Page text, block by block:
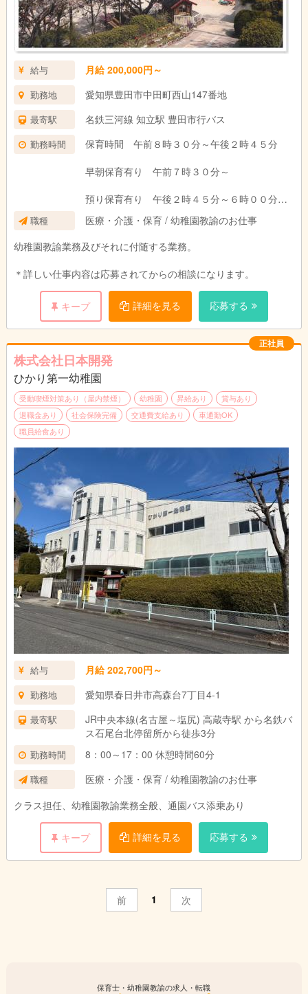
給与 月給 200,000円～
勤務地 愛知県豊田市中田町西山147番地
最寄駅 名鉄三河線 知立駅 豊田市行バス
勤務時間
保育時間 午前８時３０分～午後２時４５分
早朝保育有り 午前７時３０分～
預り保育有り 午後２時４５分～６時００分
早番、遅番有ります
職種
医療・介護・保育 / 幼稚園教諭のお仕事
幼稚園教諭業務及びそれに付随する業務。
＊詳しい仕事内容は応募されてからの相談になります。
キープ 詳細を見る 応募する
正社員
株式会社日本開発
ひかり第一幼稚園
受動喫煙対策あり（屋内禁煙） 幼稚園 昇給あり
賞与あり
退職金あり
社会保険完備 交通費支給あり
車通勤OK
職員給食あり
給与 月給 202,700円～
勤務地 愛知県春日井市高森台7丁目4-1
最寄駅
JR中央本線(名古屋～塩尻) 高蔵寺駅 から名鉄バ
ス石尾台北停留所から徒歩3分
勤務時間 8：00～17：00 休憩時間60分
職種
医療・介護・保育 / 幼稚園教諭のお仕事
クラス担任、幼稚園教諭業務全般、通園バス添乗あり
キープ 詳細を見る 応募する
前 1 次
保育士・幼稚園教諭の求人・転職